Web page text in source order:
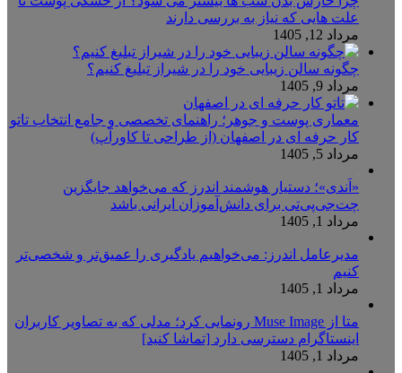
علت هایی که نیاز به بررسی دارند
مرداد 12, 1405
چگونه سالن زیبایی خود را در شیراز تبلیغ کنیم؟
مرداد 9, 1405
معماری پوست و جوهر؛ راهنمای تخصصی و جامع انتخاب تاتو
کار حرفه ای در اصفهان (از طراحی تا کاورآپ)
مرداد 5, 1405
«اَندی»؛ دستیار هوشمند اندرز که می‌خواهد جایگزین
چت‌جی‌پی‌تی برای دانش‌آموزان ایرانی باشد
مرداد 1, 1405
مدیرعامل اندرز: می‌خواهیم یادگیری را عمیق‌تر و شخصی‌تر
کنیم
مرداد 1, 1405
متا از Muse Image رونمایی کرد؛ مدلی که به تصاویر کاربران
اینستاگرام دسترسی دارد [تماشا کنید]
مرداد 1, 1405